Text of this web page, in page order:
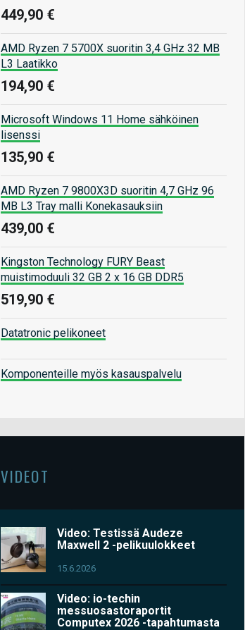
449,90 €
AMD Ryzen 7 5700X suoritin 3,4 GHz 32 MB
L3 Laatikko
194,90 €
Microsoft Windows 11 Home sähköinen
lisenssi
135,90 €
AMD Ryzen 7 9800X3D suoritin 4,7 GHz 96
MB L3 Tray malli Konekasauksiin
439,00 €
Kingston Technology FURY Beast
muistimoduuli 32 GB 2 x 16 GB DDR5
519,90 €
Datatronic pelikoneet
Komponenteille myös kasauspalvelu
VIDEOT
Video: Testissä Audeze
Maxwell 2 -pelikuulokkeet
15.6.2026
Video: io-techin
messuosastoraportit
Computex 2026 -tapahtumasta